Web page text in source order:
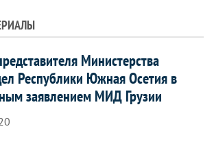
Министерства
Республики Южная Осетия в
заявлением МИД Грузии